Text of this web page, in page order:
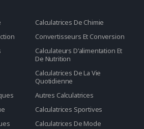
Calculatrices De Chimie
Convertisseurs Et Conversion
Calculateurs D'alimentation Et
De Nutrition
Calculatrices De La Vie
Quotidienne
Autres Calculatrices
Calculatrices Sportives
Calculatrices De Mode